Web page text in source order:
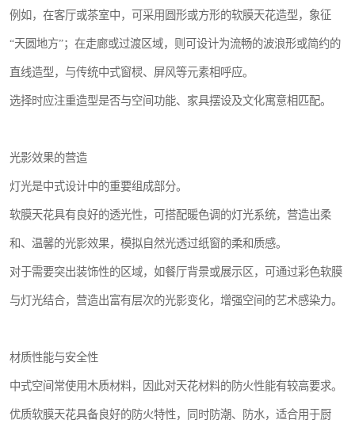
例如，在客厅或茶室中，可采用圆形或方形的软膜天花造型，象征
“天圆地方”；在走廊或过渡区域，则可设计为流畅的波浪形或简约的
直线造型，与传统中式窗棂、屏风等元素相呼应。
选择时应注重造型是否与空间功能、家具摆设及文化寓意相匹配。
光影效果的营造
灯光是中式设计中的重要组成部分。
软膜天花具有良好的透光性，可搭配暖色调的灯光系统，营造出柔
和、温馨的光影效果，模拟自然光透过纸窗的柔和质感。
对于需要突出装饰性的区域，如餐厅背景或展示区，可通过彩色软膜
与灯光结合，营造出富有层次的光影变化，增强空间的艺术感染力。
材质性能与安全性
中式空间常使用木质材料，因此对天花材料的防火性能有较高要求。
优质软膜天花具备良好的防火特性，同时防潮、防水，适合用于厨